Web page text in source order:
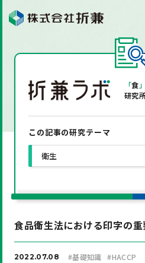
「食 」
研究
この記事の研究テーマ
衛生
食品衛生法における印字の重
2022.07.08 #基礎知識 #HACCP